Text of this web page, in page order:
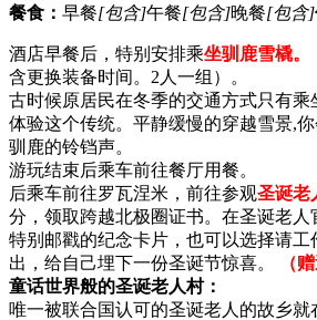
餐食： 早餐[包含]午餐[包含]晚餐[包含]
酒店早餐后，特别安排乘坐驯鹿雪橇。
含更换装备时间。2人一组）。
古时候原居民在冬季的交通方式只有
体验这个传统。平静缓慢的穿越雪景,
驯鹿的铃铛声。
游玩结束后乘车前往餐厅用餐。
后乘车前往罗瓦涅米，前往参观圣诞老
分，领取跨越北极圈证书。在圣诞老
特别邮戳的纪念卡片，也可以选择请
出，给自己埋下一份圣诞节惊喜。
（
童话世界般的圣诞老人村：
唯一被联合国认可的圣诞老人的故乡就